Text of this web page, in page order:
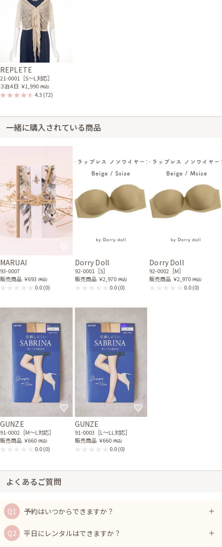
REPLETE
21-0001［S〜L対応］
３泊４日 ￥1,990 (税込)
4.3 (72)
一緒に購入されている商品
MARUAI
93-0007
販売商品 ￥693 (税込)
0.0(0)
Dorry Doll
92-0001［S］
販売商品 ￥2,970 (税込)
0.0(0)
Dorry Doll
92-0002［M］
販売商品 ￥2,970 (税込)
0.0(0)
GUNZE
91-0002［M〜L対応］
販売商品 ￥660 (税込)
0.0(0)
GUNZE
91-0003［L〜LL対応］
販売商品 ￥660 (税込)
0.0(0)
よくあるご質問
予約はいつからできますか？
平日にレンタルはできますか？